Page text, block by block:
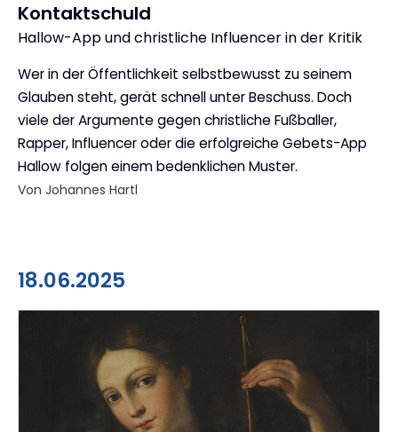
Kontaktschuld
:
Hallow-App und christliche Influencer in der Kritik
Wer in der Öffentlichkeit selbstbewusst zu seinem
Glauben steht, gerät schnell unter Beschuss. Doch
viele der Argumente gegen christliche Fußballer,
Rapper, Influencer oder die erfolgreiche Gebets-App
Hallow folgen einem bedenklichen Muster.
Von Johannes Hartl
18.06.2025